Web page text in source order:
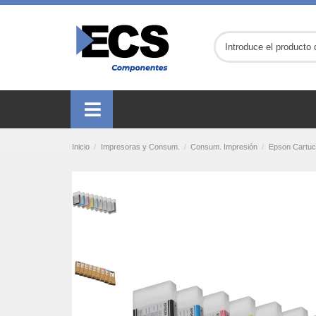
Inicio Impresoras y Consum. Consum. Impresión Epson